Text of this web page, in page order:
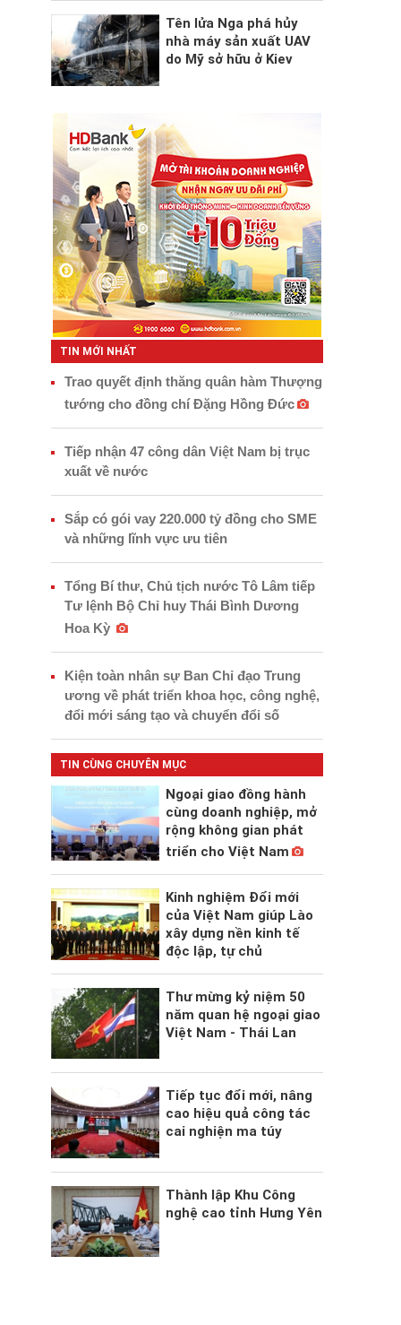
Tên lửa Nga phá hủy
nhà máy sản xuất UAV
do Mỹ sở hữu ở Kiev
TIN MỚI NHẤT
Trao quyết định thăng quân hàm Thượng
tướng cho đồng chí Đặng Hồng Đức
Tiếp nhận 47 công dân Việt Nam bị trục
xuất về nước
Sắp có gói vay 220.000 tỷ đồng cho SME
và những lĩnh vực ưu tiên
Tổng Bí thư, Chủ tịch nước Tô Lâm tiếp
Tư lệnh Bộ Chỉ huy Thái Bình Dương
Hoa Kỳ
Kiện toàn nhân sự Ban Chỉ đạo Trung
ương về phát triển khoa học, công nghệ,
đổi mới sáng tạo và chuyển đổi số
TIN CÙNG CHUYÊN MỤC
Ngoại giao đồng hành
cùng doanh nghiệp, mở
rộng không gian phát
triển cho Việt Nam
Kinh nghiệm Đổi mới
của Việt Nam giúp Lào
xây dựng nền kinh tế
độc lập, tự chủ
Thư mừng kỷ niệm 50
năm quan hệ ngoại giao
Việt Nam - Thái Lan
Tiếp tục đổi mới, nâng
cao hiệu quả công tác
cai nghiện ma túy
Thành lập Khu Công
nghệ cao tỉnh Hưng Yên